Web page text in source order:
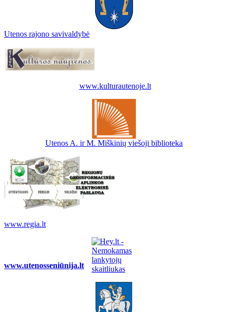
Utenos rajono savivaldybė
www.kulturautenoje.lt
Utenos A. ir M. Miškinių viešoji biblioteka
www.regia.lt
www.utenosseniūnija.lt